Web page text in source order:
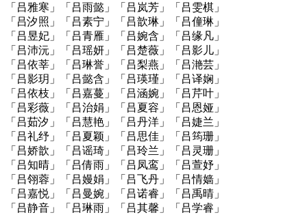
「吕雅寒」「吕雨懿」「吕岚芳」「吕雯棋」
「吕汐照」「吕素宁」「吕歆琳」「吕僮琳」
「吕昱妃」「吕青雁」「吕婉含」「吕缘凡」
「吕沛沅」「吕瑶妍」「吕楚薇」「吕影儿」
「吕依莘」「吕琳誉」「吕梨燕」「吕滟芸」
「吕影玥」「吕懿含」「吕瑛瑾」「吕译娴」
「吕依枝」「吕嘉蔓」「吕涵婉」「吕芹叶」
「吕彩薇」「吕治娟」「吕夏容」「吕恩娅」
「吕茹汐」「吕慧艳」「吕丹洋」「吕婕兰」
「吕礼纾」「吕夏颖」「吕思佳」「吕筠珊」
「吕娇歆」「吕谣琦」「吕玲兰」「吕灵珊」
「吕知晴」「吕倩雨」「吕凤鸾」「吕萱妤」
「吕翎蓉」「吕嫚娟」「吕飞丹」「吕情嫱」
「吕嘉悦」「吕曼婉」「吕诺睿」「吕禹晴」
「吕静音」「吕琳雨」「吕其馨」「吕学睿」